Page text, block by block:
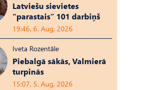
Latviešu sievietes
“parastais” 101 darbiņš
19:46, 6. Aug, 2026
Iveta Rozentāle
Piebalgā sākās, Valmierā
turpinās
15:07, 5. Aug, 2026